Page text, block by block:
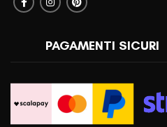
PAGAMENTI SICURI